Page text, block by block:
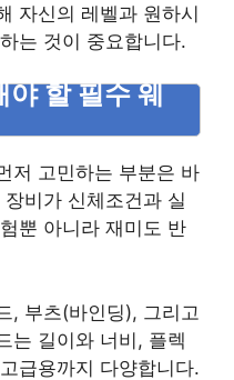
자신의 레벨과 원하시
는 것이 중요합니다.
야 할 필수 웨
저 고민하는 부분은 바
비가 신체조건과 실
뿐 아니라 재미도 반
, 부츠(바인딩), 그리고
는 길이와 너비, 플렉
급용까지 다양합니다.